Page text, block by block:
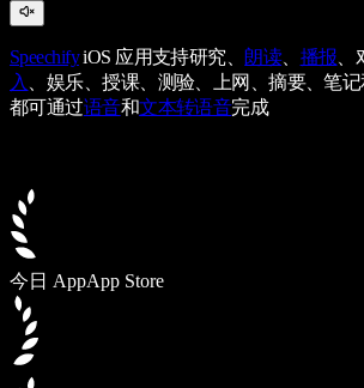
SpeechifyiOS 应用支持研究、 朗读、 播报
入
、娱乐、授课、测验、上网、摘要、笔记
都可通过语音和文本转语音完成
今日 AppApp Store